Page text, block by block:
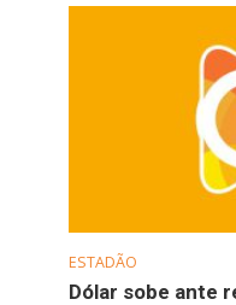
ESTADÃO
Dólar sobe ante